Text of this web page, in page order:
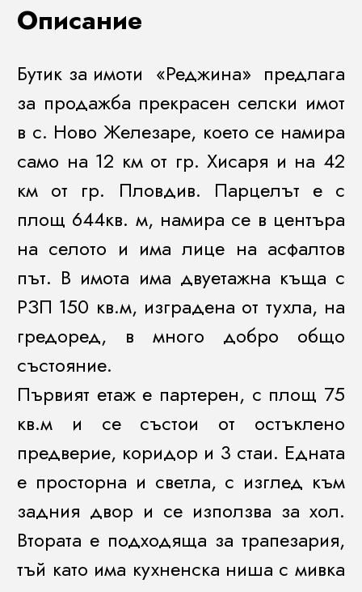
Описание
Бутик за имоти «Реджина» предлага
за продажба прекрасен селски имот
в с. Ново Железаре, което се намира
само на 12 км от гр. Хисаря и на 42
км от гр. Пловдив. Парцелът е с
площ 644кв. м, намира се в центъра
на селото и има лице на асфалтов
път. В имота има двуетажна къща с
РЗП 150 кв.м, изградена от тухла, на
гредоред, в много добро общо
състояние.
Първият етаж е партерен, с площ 75
кв.м и се състои от остъклено
предверие, коридор и 3 стаи. Едната
е просторна и светла, с изглед към
задния двор и се използва за хол.
Втората е подходяща за трапезария,
тъй като има кухненска ниша с мивка